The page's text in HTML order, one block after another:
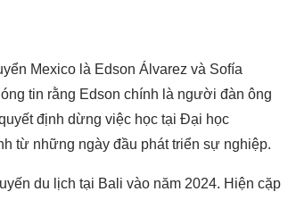
Mexico là Edson Álvarez và Sofía
tin rằng Edson chính là người đàn ông
định dừng việc học tại Đại học
từ những ngày đầu phát triển sự nghiệp.
du lịch tại Bali vào năm 2024. Hiện cặp